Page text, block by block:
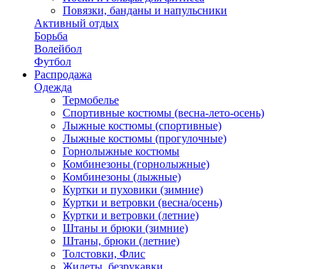
Повязки, банданы и напульсники
Активный отдых
Борьба
Волейбол
Футбол
Распродажа
Одежда
Термобелье
Спортивные костюмы (весна-лето-осень)
Лыжные костюмы (спортивные)
Лыжные костюмы (прогулочные)
Горнолыжные костюмы
Комбинезоны (горнолыжные)
Комбинезоны (лыжные)
Куртки и пуховики (зимние)
Куртки и ветровки (весна/осень)
Куртки и ветровки (летние)
Штаны и брюки (зимние)
Штаны, брюки (летние)
Толстовки, Флис
Жилеты, безрукавки